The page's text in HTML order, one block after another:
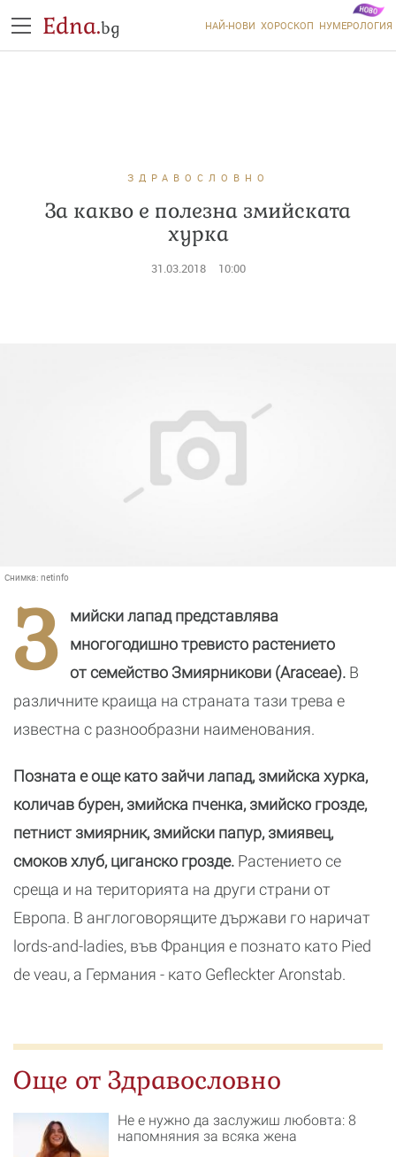
Edna.bg НАЙ-НОВИ ХОРОСКОП НУМЕРОЛОГИЯ
ЗДРАВОСЛОВНО
За какво е полезна змийската
хурка
31.03.2018 10:00
Снимка: netinfo
З
мийски лапад представлява
многогодишно тревисто растението
от семейство Змиярникови (Araceae). В
различните краища на страната тази трева е
известна с разнообразни наименования.
Позната е още като зайчи лапад, змийска хурка,
количав бурен, змийска пченка, змийско грозде,
петнист змиярник, змийски папур, змиявец,
смоков хлуб, циганско грозде. Растението се
среща и на територията на други страни от
Европа. В англоговорящите държави го наричат
lords-and-ladies, във Франция е познато като Pied
de veau, а Германия - като Gefleckter Aronstab.
Още от Здравословно
Не е нужно да заслужиш любовта: 8
напомняния за всяка жена